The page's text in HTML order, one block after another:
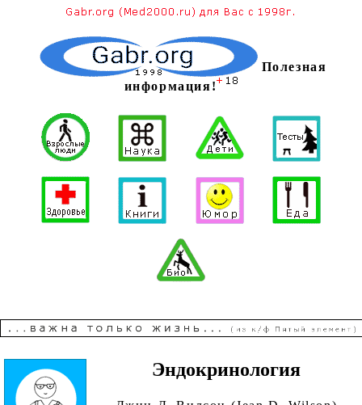
Полезная
информация!
Эндокринология